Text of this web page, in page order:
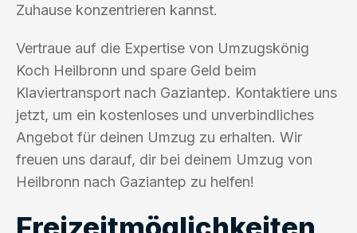
Zuhause konzentrieren kannst.
Vertraue auf die Expertise von Umzugskönig
Koch Heilbronn und spare Geld beim
Klaviertransport nach Gaziantep. Kontaktiere uns
jetzt, um ein kostenloses und unverbindliches
Angebot für deinen Umzug zu erhalten. Wir
freuen uns darauf, dir bei deinem Umzug von
Heilbronn nach Gaziantep zu helfen!